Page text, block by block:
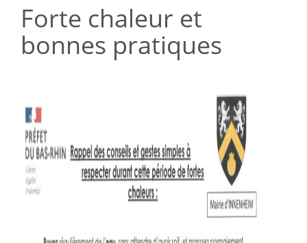
Forte chaleur et
bonnes pratiques